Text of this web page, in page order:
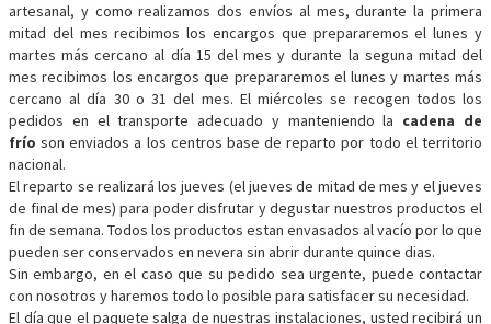
artesanal, y como realizamos dos envíos al mes, durante la primera
mitad del mes recibimos los encargos que prepararemos el lunes y
martes más cercano al día 15 del mes y durante la seguna mitad del
mes recibimos los encargos que prepararemos el lunes y martes más
cercano al día 30 o 31 del mes. El miércoles se recogen todos los
pedidos en el transporte adecuado y manteniendo la cadena de
frío son enviados a los centros base de reparto por todo el territorio
nacional.
El reparto se realizará los jueves (el jueves de mitad de mes y el jueves
de final de mes) para poder disfrutar y degustar nuestros productos el
fin de semana. Todos los productos estan envasados al vacío por lo que
pueden ser conservados en nevera sin abrir durante quince dias.
Sin embargo, en el caso que su pedido sea urgente, puede contactar
con nosotros y haremos todo lo posible para satisfacer su necesidad.
El día que el paquete salga de nuestras instalaciones, usted recibirá un